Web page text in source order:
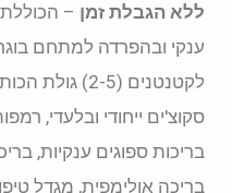
ללא הגבלת זמן –
לקטנטנים (2-
סקוצ'ים ייחודי ובלעדי,
בריכות ספוגים ענקיות,
בריכה אולימפית, מגדל